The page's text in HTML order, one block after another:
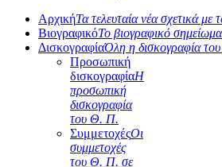
ΑρχικήΤα τελευταία νέα σχετικά
ΒιογραφικόΤο βιογραφικό
ΔισκογραφίαΌλη η δισκογραφία
Προσωπική
δισκογραφίαΗ
προσωπική
δισκογραφία
του Θ. Π.
ΣυμμετοχέςΟι
συμμετοχές
του Θ. Π. σε